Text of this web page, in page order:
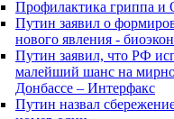
Профилактика гриппа
Путин заявил о
нового явления -
Путин заявил, что РФ
малейший шанс на
Донбассе – Интерфакс
Путин назвал